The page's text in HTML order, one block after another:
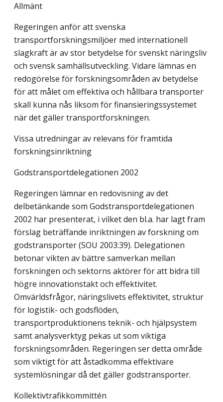
Allmänt
Regeringen anför att svenska
transportforskningsmiljöer med internationell
slagkraft är av stor betydelse för svenskt näringsliv
och svensk samhällsutveckling. Vidare lämnas en
redogörelse för forskningsområden av betydelse
för att målet om effektiva och hållbara transporter
skall kunna nås liksom för finansieringssystemet
när det gäller transportforskningen.
Vissa utredningar av relevans för framtida
forskningsinriktning
Godstransportdelegationen 2002
Regeringen lämnar en redovisning av det
delbetänkande som Godstransportdelegationen
2002 har presenterat, i vilket den bl.a. har lagt fram
förslag beträffande inriktningen av forskning om
godstransporter (SOU 2003:39). Delegationen
betonar vikten av bättre samverkan mellan
forskningen och sektorns aktörer för att bidra till
högre innovationstakt och effektivitet.
Omvärldsfrågor, näringslivets effektivitet, struktur
för logistik- och godsflöden,
transportproduktionens teknik- och hjälpsystem
samt analysverktyg pekas ut som viktiga
forskningsområden. Regeringen ser detta område
som viktigt för att åstadkomma effektivare
systemlösningar då det gäller godstransporter.
Kollektivtrafikkommittén